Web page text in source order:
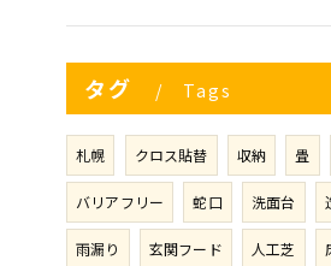
タグ Tags
札幌 クロス貼替 収納 畳
バリアフリー 蛇口 洗面台
雨漏り 玄関フード 人工芝